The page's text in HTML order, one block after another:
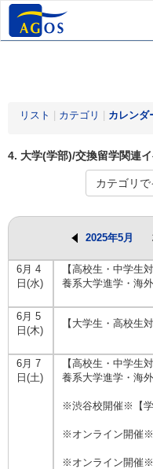
リスト カテゴリ カレンダ
4. 大学(学部)/交換留学関連
カテゴリ
2025年5月
6月 4
日(水)
【高校生・中学生
養系大学進学・海
6月 5
日(木)
【大学生・高校
6月 7
日(土)
【高校生・中学生
養系大学進学・海
※渋谷校開催※【学
※オンライン開催※
※オンライン開催※